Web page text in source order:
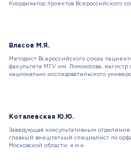
Координатор проектов Всероссийского
Власов М.Я.
Методист Всероссийского союза
факультета МГУ им. Ломоносова, магистр
национально исследовательского
Коталевская Ю.Ю.
Заведующая консультативным
главный внештатный специалист по
Московской области, к.м.н.